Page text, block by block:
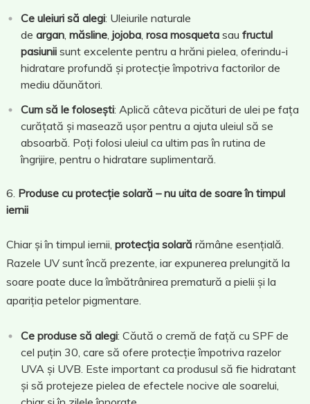
Ce uleiuri să alegi: Uleiurile naturale
de argan, măsline, jojoba, rosa mosquetasau fructul
pasiuniisunt excelente pentru a hrăni pielea, oferindu-i
hidratare profundă și protecție împotriva factorilor de
mediu dăunători.
Cum să le folosești: Aplică câteva picături de ulei pe fața
curățată și masează ușor pentru a ajuta uleiul să se
absoarbă. Poți folosi uleiul ca ultim pas în rutina de
îngrijire, pentru o hidratare suplimentară.
Produse cu protecție solară – nu uita de soare în timpul
iernii
Chiar și în timpul iernii, protecția solară rămâne esențială.
Razele UV sunt încă prezente, iar expunerea prelungită la
soare poate duce la îmbătrânirea prematură a pielii și la
apariția petelor pigmentare.
Ce produse să alegi: Căută o cremă de față cu SPF de
cel puțin 30, care să ofere protecție împotriva razelor
UVA și UVB. Este important ca produsul să fie hidratant
și să protejeze pielea de efectele nocive ale soarelui,